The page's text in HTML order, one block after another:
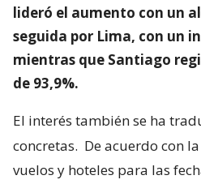
lideró el aumento con un
seguida por Lima, con un
mientras que Santiago
de 93,9%.
El interés también se ha
concretas. De acuerdo con
vuelos y hoteles para las